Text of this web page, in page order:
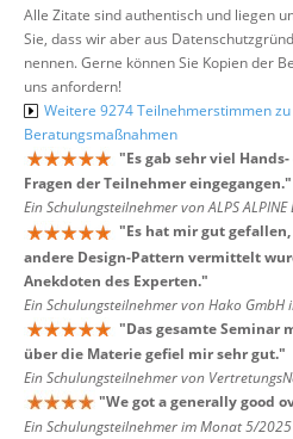
Alle Zitate sind authentisch und liegen
Sie, dass wir aber aus
nennen. Gerne können Sie Kopien der
uns anfordern!
Weitere 9274 Teilnehmerstimmen
Beratungsmaßnahmen
"Es gab sehr viel
Fragen der Teilnehmer eingegangen."
Ein Schulungsteilnehmer von ALPS
"Es hat mir gut
andere Design-Pattern vermittelt
Anekdoten des Experten."
Ein Schulungsteilnehmer von Hako
"Das gesamte Seminar
über die Materie gefiel mir sehr gut."
Ein Schulungsteilnehmer von
"We got a generally good
Ein Schulungsteilnehmer im Monat 5/2025